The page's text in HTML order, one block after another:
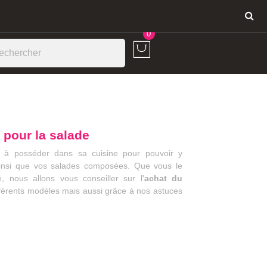
0
pour la salade
à posséder dans sa cuisine pour pouvoir y
que vos salades composées. Que vous le
nous allons vous conseiller sur l'achat du
modèles mais aussi grâce à nos astuces